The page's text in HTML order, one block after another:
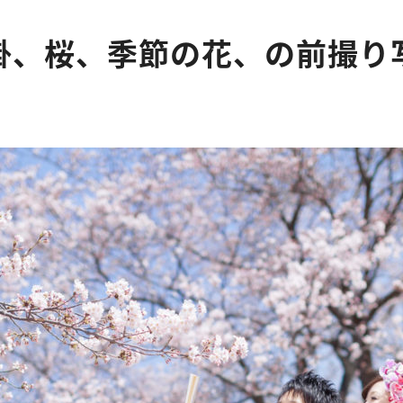
、桜、季節の花、の前撮り